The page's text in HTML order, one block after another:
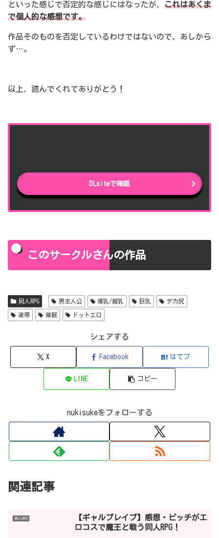
といった感じで否定的な感じにはなったが、 これはあくま
で個人的な感想です。
作品そのものを否定しているわけではないので、あしから
ず…。
以上、読んでくれてありがとう！
DLsiteで確認
このサークルさんの作品
同人RPG 男主人公 爆乳/超乳 巨乳 デカ尻
凌辱 催眠 ドットエロ
シェアする
X Facebook はてブ
LINE コピー
nukisukeをフォローする
関連記事
同人RPG
【ギャルブレイブ】感想・ビッチがエ
ロコスで魔王と戦う同人RPG！